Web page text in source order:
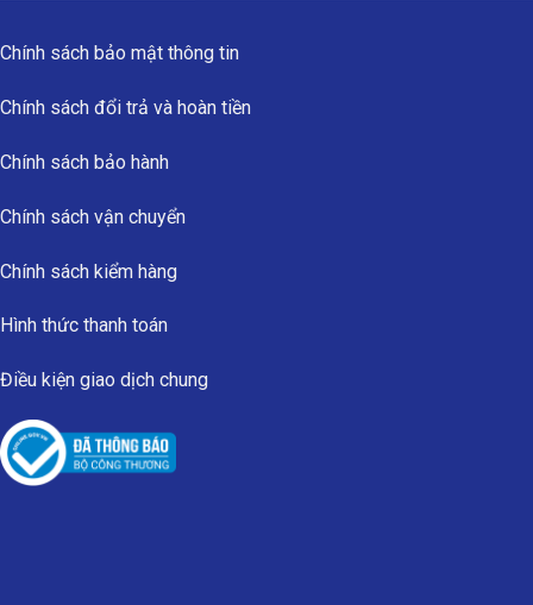
Chính sách bảo mật thông tin
Chính sách đổi trả và hoàn tiền
Chính sách bảo hành
Chính sách vận chuyển
Chính sách kiểm hàng
Hình thức thanh toán
Điều kiện giao dịch chung